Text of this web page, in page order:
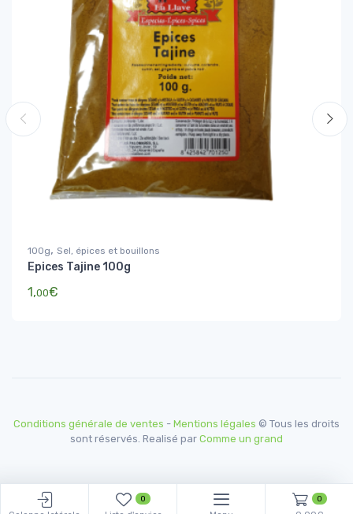
100g, Sel, épices et bouillons
Epices Tajine 100g
1,00€
Conditions générale de ventes - Mentions légales © Tous les droits
sont réservés. Realisé par Comme un grand
0 0